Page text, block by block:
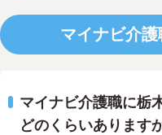
マイナビ介
マイナビ介護職に栃
どのくらいあります